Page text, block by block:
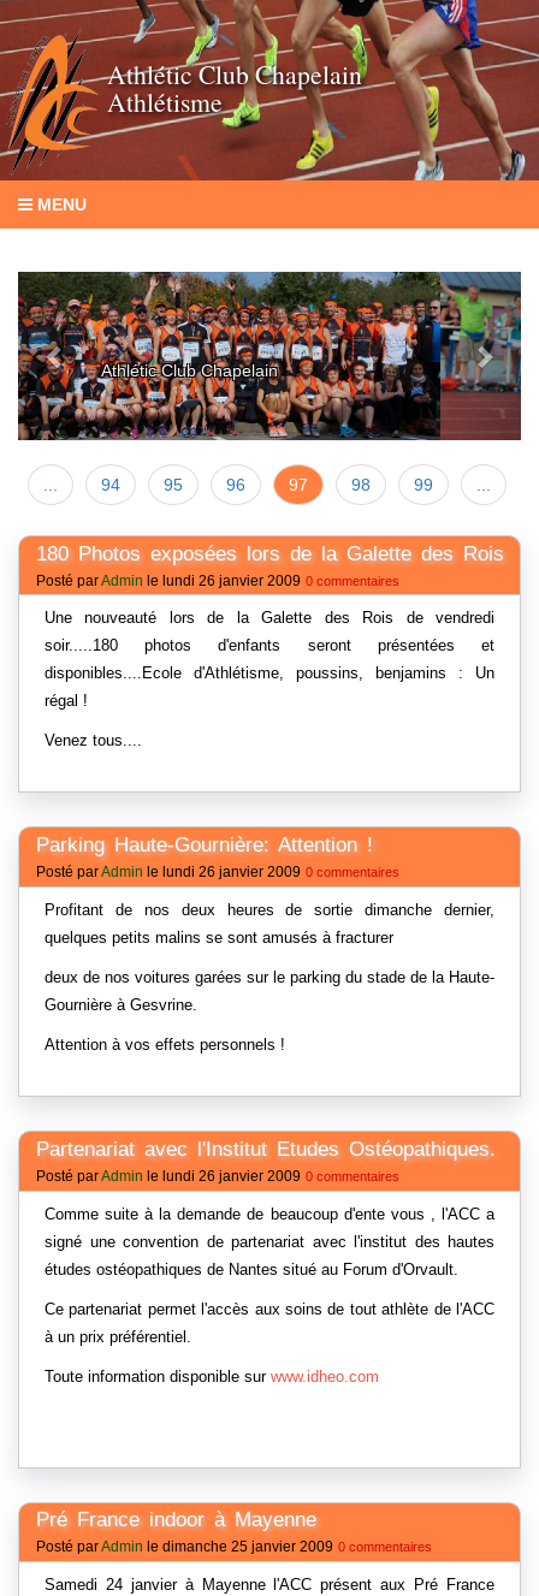
Athlétic Club Chapelain
Athlétisme
MENU
25èmeMeeting de la Ville
de la Chapelle-sur-Erdre
Previous Next
94 95 96 97 98 99
180 Photos exposées lors de la Galette des Rois
Posté parAdmin le lundi 26 janvier 2009 0 commentaires
Une nouveauté lors de la Galette des Rois de vendredi
soir.....180 photos d'enfants seront présentées et
disponibles....Ecole d'Athlétisme, poussins, benjamins : Un
régal !
Venez tous....
Parking Haute-Gournière: Attention !
Posté parAdmin le lundi 26 janvier 2009 0 commentaires
Profitant de nos deux heures de sortie dimanche dernier,
quelques petits malins se sont amusés à fracturer
deux de nos voitures garées sur le parking du stade de la Haute-
Gournière à Gesvrine.
Attention à vos effets personnels !
Partenariat avec l'Institut Etudes Ostéopathiques.
Posté parAdmin le lundi 26 janvier 2009 0 commentaires
Comme suite à la demande de beaucoup d'ente vous , l'ACC a
signé une convention de partenariat avec l'institut des hautes
études ostéopathiques de Nantes situé au Forum d'Orvault.
Ce partenariat permet l'accès aux soins de tout athlète de l'ACC
à un prix préférentiel.
Toute information disponible sur www.idheo.com
Pré France indoor à Mayenne
Posté parAdmin le dimanche 25 janvier 2009 0 commentaires
Samedi 24 janvier à Mayenne l'ACC présent aux Pré France